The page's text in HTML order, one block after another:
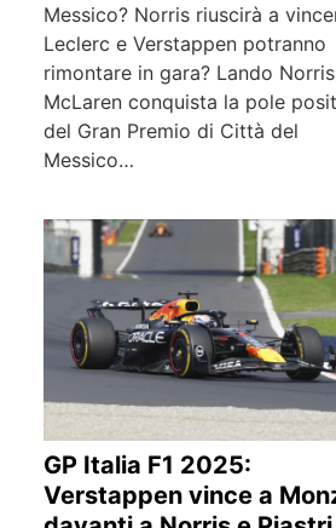
Messico? Norris riuscirà a
Leclerc e Verstappen potranno
rimontare in gara? Lando
McLaren conquista la pole
del Gran Premio di Città del
Messico…
GP Italia F1 2025:
Verstappen vince a